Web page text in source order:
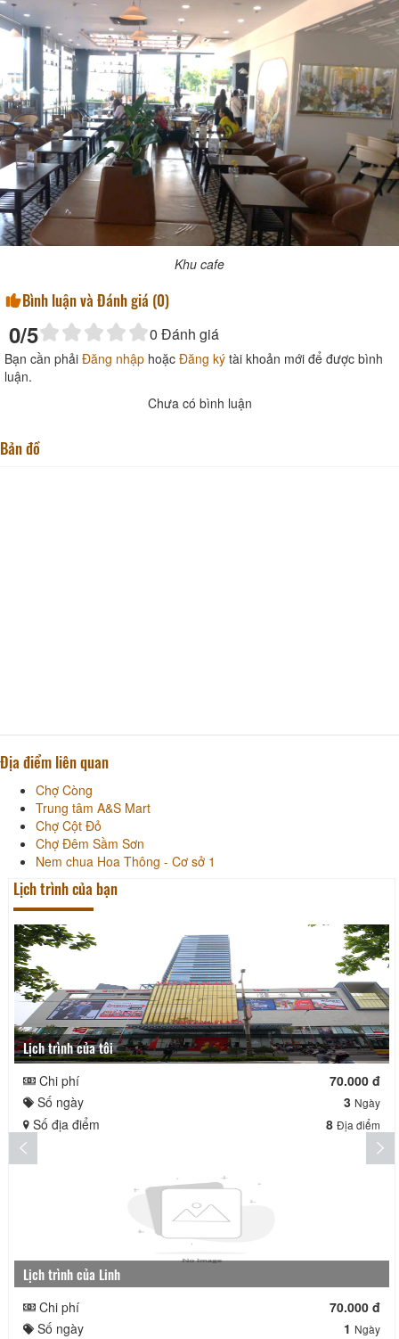
Khu cafe
Bình luận và Đánh giá (0)
0/5 0 Đánh giá
Bạn cần phải Đăng nhập hoặc Đăng ký tài khoản mới để được bình
luận.
Chưa có bình luận
Bản đồ
Địa điểm liên quan
Chợ Còng
Trung tâm A&S Mart
Chợ Cột Đỏ
Chợ Đêm Sầm Sơn
Nem chua Hoa Thông - Cơ sở 1
Lịch trình của bạn
Lịch trình của tôi
Chi phí
70.000 đ
Số ngày
3 Ngày
Số địa điểm 8 Địa điểm
Lịch trình của Linh
Chi phí
70.000 đ
Số ngày
1 Ngày